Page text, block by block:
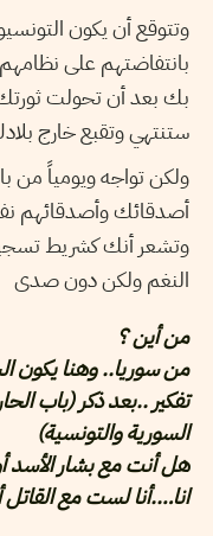
وتتوقع أن يكون
بانتفاضتهم على
بك بعد أن تحولت
ستنتهي وتقبع خارج
ولكن تواجه ويومياً من
أصدقائك وأصدقائهم
وتشعر أنك كشريط
النغم ولكن دون صدى
من أين ؟
من سوريا.. وهنا يكون
تفكير ..بعد ذكر (باب
السورية والتونسية)
هل أنت مع بشار الأسد
انا….أنا لست مع القاتل